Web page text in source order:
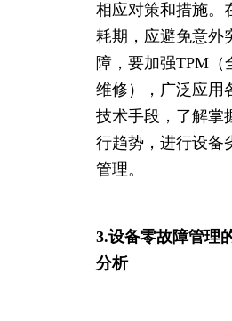
相应对策和措施。
耗期，应避免意外
障，要加强TPM（
维修），广泛应用
技术手段，了解掌
行趋势，进行设备
管理。
3.设备零故障管理
分析